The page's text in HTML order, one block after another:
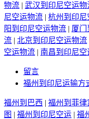
物流 | 武汉到印尼空运物
尼空运物流 | 杭州到印尼
阳到印尼空运物流 | 厦门
流 | 北京到印尼空运物流
空运物流 | 南昌到印尼空
留言
福州到印尼运输方
福州到巴西 | 福州到菲律
图 | 福州到印尼空运 | 福